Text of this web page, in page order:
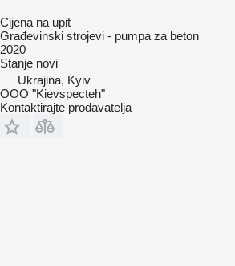
Cijena na upit
Građevinski strojevi - pumpa za beton
2020
Stanje novi
Ukrajina, Kyiv
OOO "Kievspecteh"
Kontaktirajte prodavatelja